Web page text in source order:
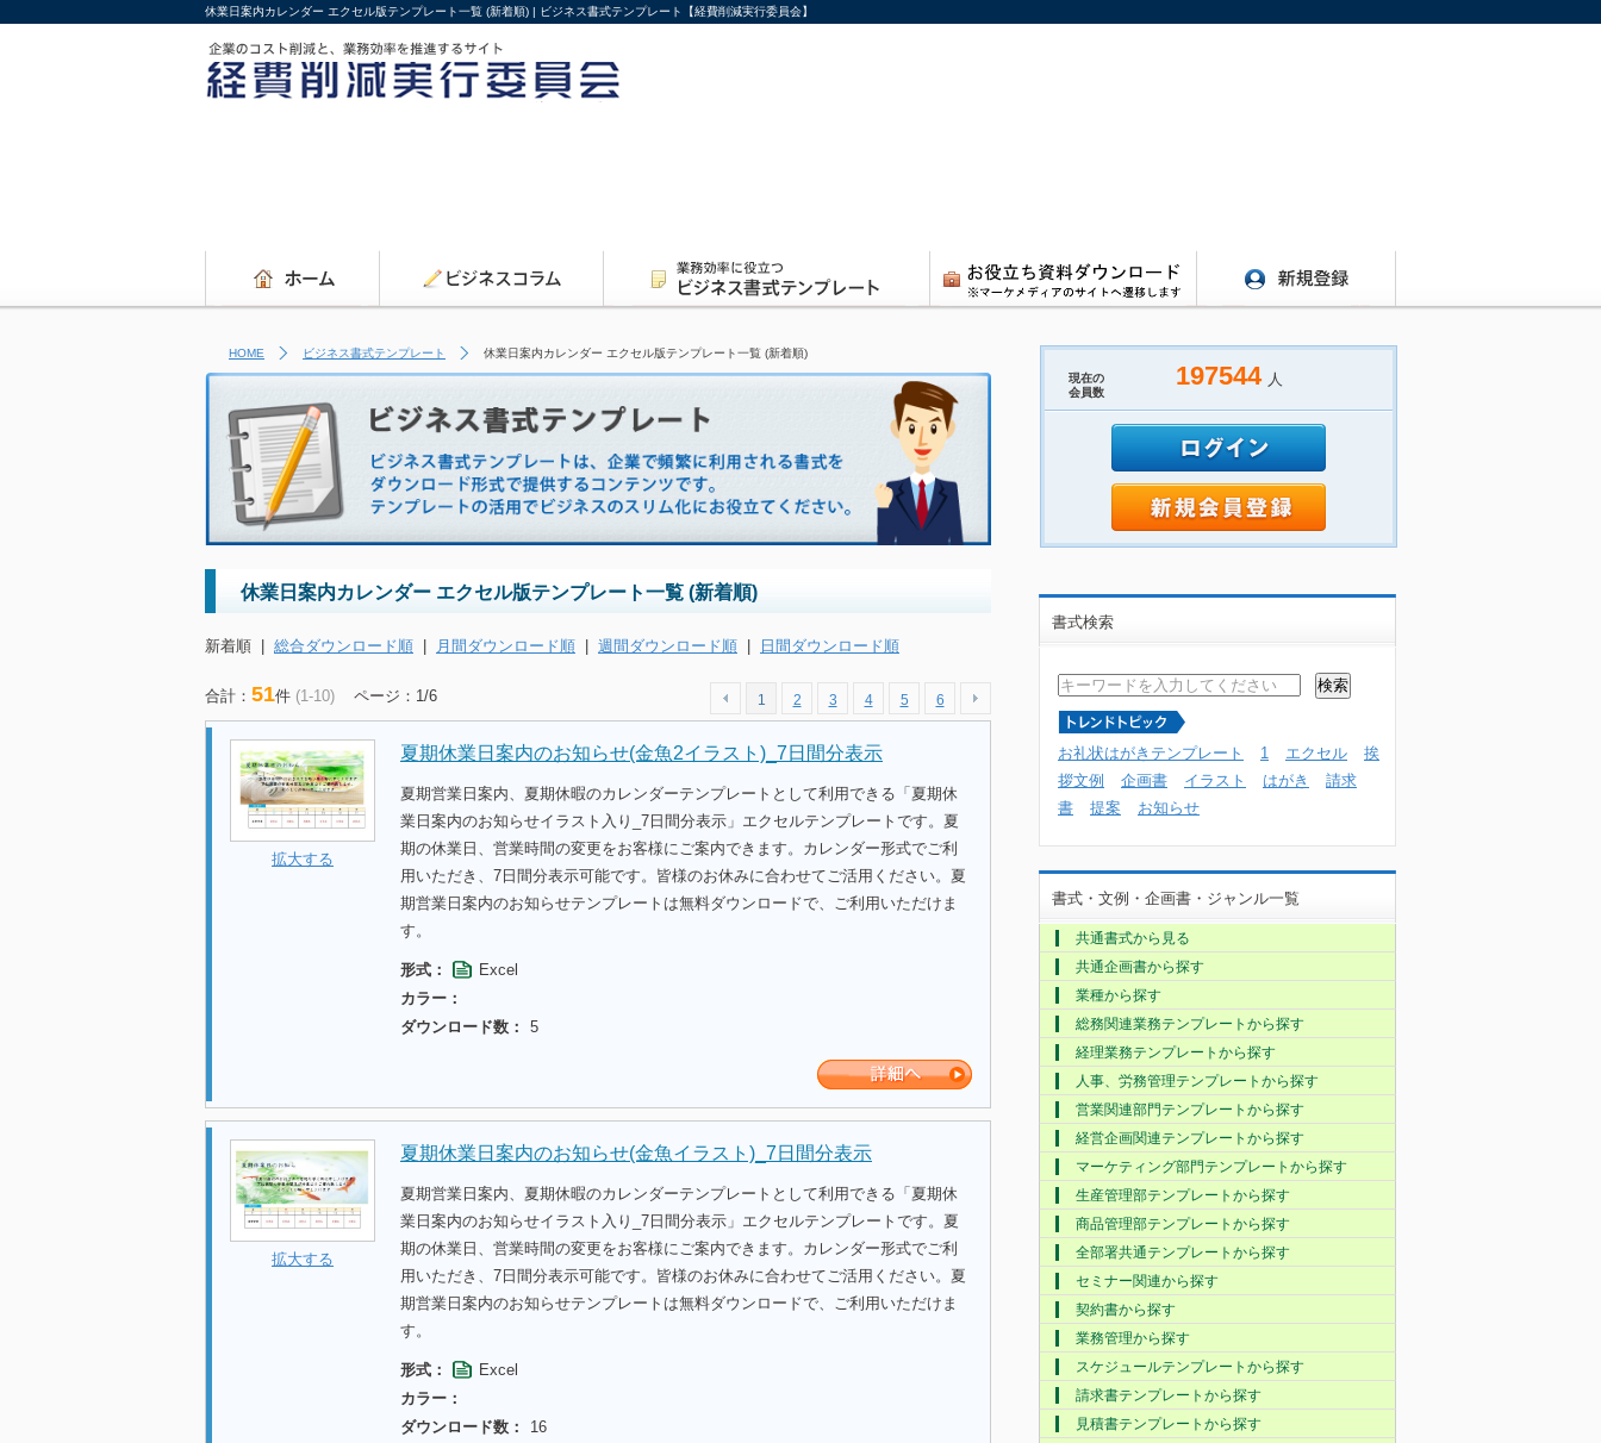
休業日案内カレンダー エクセル版テンプレート一覧 (新着順) | ビジネス書式テンプレート【経費削減実行委員会】
HOME ビジネス書式テンプレート 休業日案内カレンダー エクセル版テンプレート一覧 (新着順)
休業日案内カレンダー エクセル版テンプレート一覧 (新着順)
新着順 | 総合ダウンロード順 | 月間ダウンロード順 | 週間ダウンロード順 | 日間ダウンロード順
合計： 51件 (1-10) ページ：1/6 1 2 3 4 5 6
拡大する
夏期休業日案内のお知らせ(金魚2イラスト)_7日間分表示
夏期営業日案内、夏期休暇のカレンダーテンプレートとして利用できる「夏期休
業日案内のお知らせイラスト入り_7日間分表示」エクセルテンプレートです。夏
期の休業日、営業時間の変更をお客様にご案内できます。カレンダー形式でご利
用いただき、7日間分表示可能です。皆様のお休みに合わせてご活用ください。夏
期営業日案内のお知らせテンプレートは無料ダウンロードで、ご利用いただけま
す。
形式：
Excel
カラー：
ダウンロード数：
5
拡大する
夏期休業日案内のお知らせ(金魚イラスト)_7日間分表示
夏期営業日案内、夏期休暇のカレンダーテンプレートとして利用できる「夏期休
業日案内のお知らせイラスト入り_7日間分表示」エクセルテンプレートです。夏
期の休業日、営業時間の変更をお客様にご案内できます。カレンダー形式でご利
用いただき、7日間分表示可能です。皆様のお休みに合わせてご活用ください。夏
期営業日案内のお知らせテンプレートは無料ダウンロードで、ご利用いただけま
す。
形式：
Excel
カラー：
ダウンロード数：
16
現在の
会員数
197544 人
書式検索
お礼状はがきテンプレート 1 エクセル
挨
拶文例
企画書 イラスト はがき
請求
書
提案 お知らせ
書式・文例・企画書・ジャンル一覧
共通書式から見る
共通企画書から探す
業種から探す
総務関連業務テンプレートから探す
経理業務テンプレートから探す
人事、労務管理テンプレートから探す
営業関連部門テンプレートから探す
経営企画関連テンプレートから探す
マーケティング部門テンプレートから探す
生産管理部テンプレートから探す
商品管理部テンプレートから探す
全部署共通テンプレートから探す
セミナー関連から探す
契約書から探す
業務管理から探す
スケジュールテンプレートから探す
請求書テンプレートから探す
見積書テンプレートから探す